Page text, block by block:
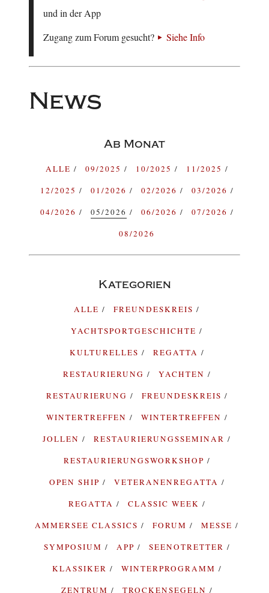
und in der App
Zugang zum Forum gesucht?
Siehe Info
News
Ab Monat
ALLE 09/2025 10/2025
11/2025
12/2025
01/2026 02/2026
03/2026
04/2026
05/2026 06/2026
07/2026
08/2026
Kategorien
ALLE
FREUNDESKREIS
YACHTSPORTGESCHICHTE
KULTURELLES
REGATTA
RESTAURIERUNG
YACHTEN
RESTAURIERUNG
FREUNDESKREIS
WINTERTREFFEN
WINTERTREFFEN
JOLLEN
RESTAURIERUNGSSEMINAR
RESTAURIERUNGSWORKSHOP
OPEN SHIP
VETERANENREGATTA
REGATTA
CLASSIC WEEK
AMMERSEE CLASSICS
FORUM
MESSE
SYMPOSIUM
APP
SEENOTRETTER
KLASSIKER
WINTERPROGRAMM
ZENTRUM
TROCKENSEGELN